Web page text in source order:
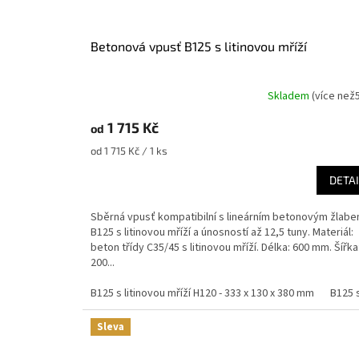
Betonová vpusť B125 s litinovou mříží
Skladem(více
od 1 715 Kč
Měrná
od 1 715 Kč / 1 ks
Sběrná vpusť kompatibilní s lineárním betonovým
B125 s litinovou mříží a únosností až 12,5 tuny. Materiál:
beton třídy C35/45 s litinovou mříží. Délka: 600 mm.
200...
B125 s litinovou mříží H120 - 333 x 130 x 380 mm
B125
Sleva